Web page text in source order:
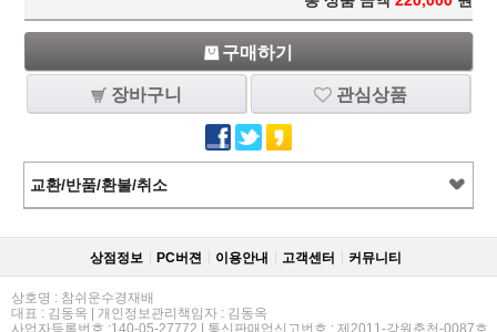
구매하기
장바구니 관심상품
교환/반품/환불/취소
상점정보 PC버젼 이용안내 고객센터 커뮤니티
상호명 : 참쉬운수경재배
대표 : 김동옥 | 개인정보관리책임자 : 김동옥
사업자등록번호 :140-05-27772 | 통신판매업신고번호 : 제2011-강원춘천-0087호